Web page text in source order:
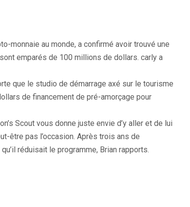
monnaie au monde, a confirmé avoir trouvé une
emparés de 100 millions de dollars. carly a
que le studio de démarrage axé sur le tourisme
de financement de pré-amorçage pour
Scout vous donne juste envie d’y aller et de lui
être pas l’occasion. Après trois ans de
réduisait le programme, Brian rapports.